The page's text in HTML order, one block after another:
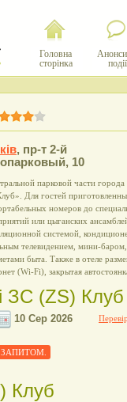
Головна
сторінка
події
, пр-т 2-й
10
парковой части
Для гостей
номеров до
или цыганских
системой,
телевидением, мини-
быта. Также в отеле
(Wi-Fi), закрытая
ЗС (ZS) Клуб
ЗАПИТОМ.
Клуб